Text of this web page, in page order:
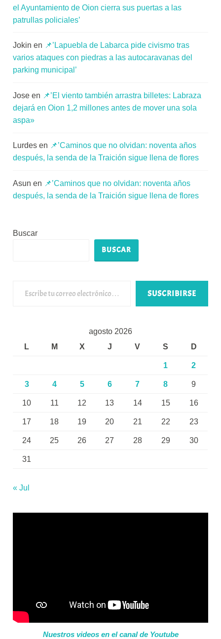
el Ayuntamiento de Oion cierra sus puertas a las
patrullas policiales’
Jokin en 📌’Lapuebla de Labarca pide civismo tras
varios ataques con piedras a las autocaravanas del
parking municipal’
Jose en 📌’El viento también arrastra billetes: Labraza
dejará en Oion 1,2 millones antes de mover una sola
aspa»
Lurdes en 📌’Caminos que no olvidan: noventa años
después, la senda de la Traición sigue llena de flores
Asun en 📌’Caminos que no olvidan: noventa años
después, la senda de la Traición sigue llena de flores
Buscar
BUSCAR
SUSCRIBIRSE
agosto 2026
L
M X J V S D
1 2
3 4 5 6 7 8 9
10 11 12 13 14 15 16
17 18 19 20 21 22 23
24 25 26 27 28 29 30
31
« Jul
Nuestros videos en el canal de Youtube